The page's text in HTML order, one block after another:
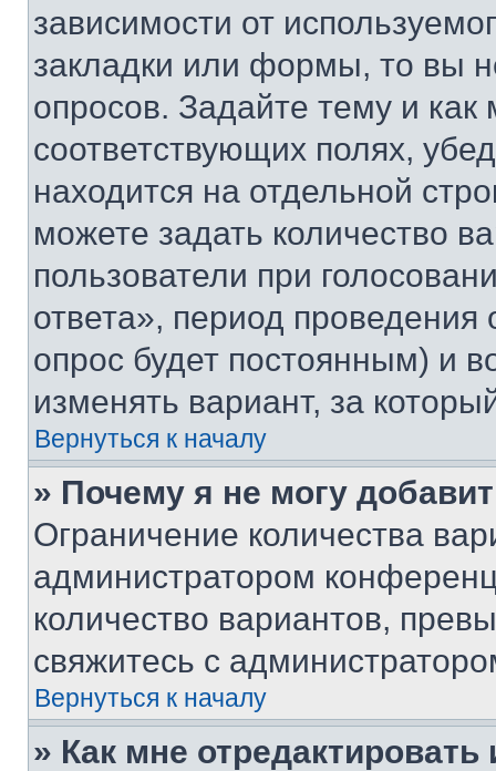
зависимости от
закладки или формы, то вы
опросов. Задайте тему и
соответствующих полях,
находится на отдельной
можете задать количество
пользователи при
ответа», период проведения
опрос будет постоянным) и
изменять вариант, за
Вернуться к началу
» Почему я не могу
Ограничение количества
администратором
количество вариантов,
свяжитесь с
Вернуться к началу
» Как мне